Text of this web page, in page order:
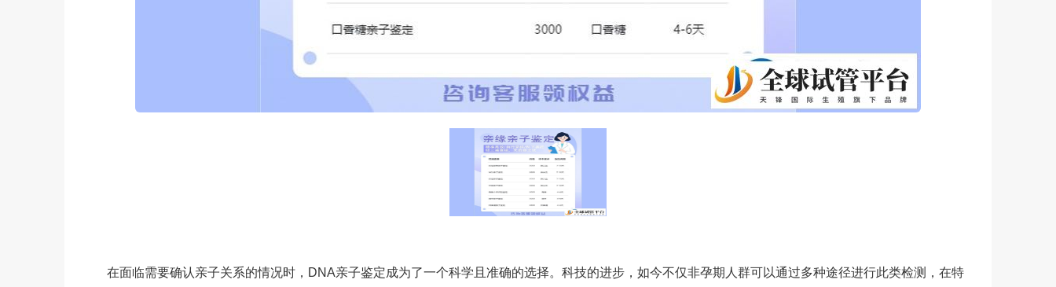
在面临需要确认亲子关系的情况时，DNA亲子鉴定成为了一个科学且准确的选择。科技的进步，如今不仅非孕期人群可以通过多种途径进行此类检测，在特